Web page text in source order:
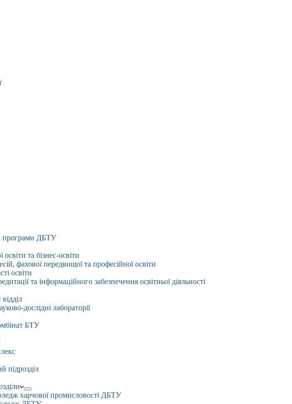
програми ДБТУ
та бізнес-освіти
фахової передвищої та професійної освіти
освіти
та інформаційного забезпечення освітньої діяльності
дослідні лабораторії
БТУ
підрозділ
харчової промисловості ДБТУ